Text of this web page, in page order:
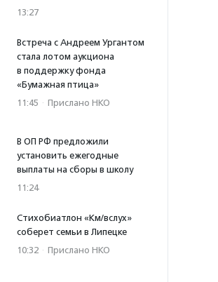
13:27
Встреча с Андреем Ургантом
стала лотом аукциона
в поддержку фонда
«Бумажная птица»
11:45 · Прислано НКО
В ОП РФ предложили
установить ежегодные
выплаты на сборы в школу
11:24
Стихобиатлон «Км/вслух»
соберет семьи в Липецке
10:32 · Прислано НКО